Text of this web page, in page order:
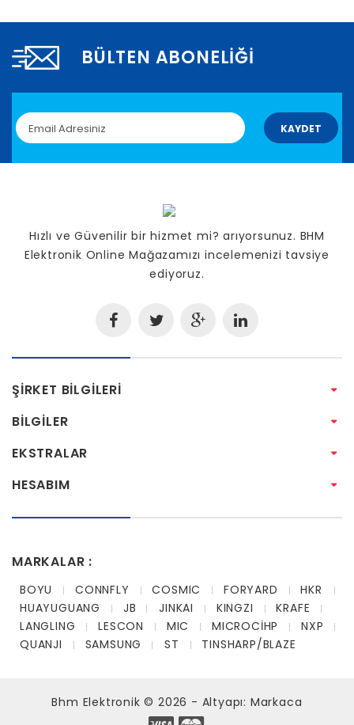
BÜLTEN ABONELIĞI
KAYDET
Hızlı ve Güvenilir bir hizmet mi? arıyorsunuz. BHM
Elektronik Online Mağazamızı incelemenizi tavsiye
ediyoruz.
ŞIRKET BILGILERI
BILGILER
EKSTRALAR
HESABIM
MARKALAR :
BOYU CONNFLY COSMIC FORYARD
HKR
HUAYUGUANG
JB JINKAI KINGZI
KRAFE
LANGLING
LESCON MIC MICROCİHP
NXP
QUANJI
SAMSUNG ST TINSHARP/BLAZE
Bhm Elektronik © 2026 - Altyapı: Markaca